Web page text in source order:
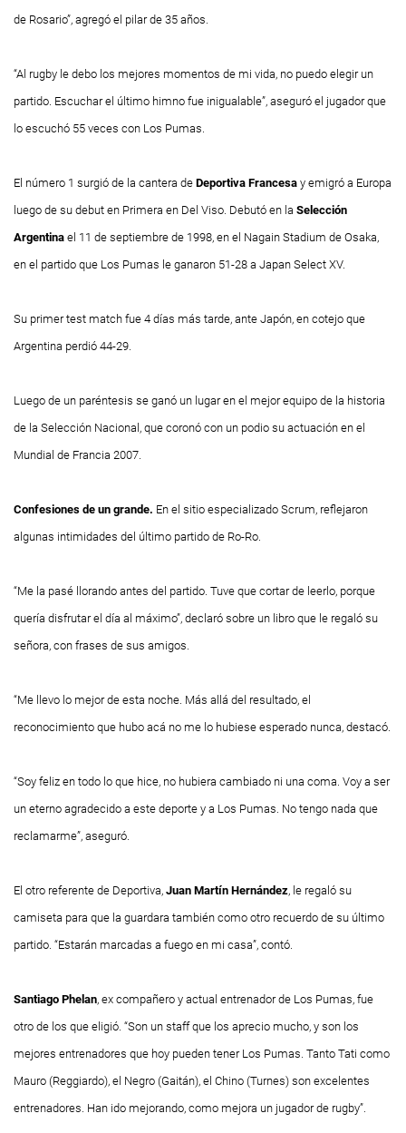
de Rosario”, agregó el pilar de 35 años.
“Al rugby le debo los mejores momentos de mi vida, no puedo elegir un
partido. Escuchar el último himno fue inigualable”, aseguró el jugador que
lo escuchó 55 veces con Los Pumas.
El número 1 surgió de la cantera de Deportiva Francesa y emigró a Europa
luego de su debut en Primera en Del Viso. Debutó en la Selección
Argentina el 11 de septiembre de 1998, en el Nagain Stadium de Osaka,
en el partido que Los Pumas le ganaron 51-28 a Japan Select XV.
Su primer test match fue 4 días más tarde, ante Japón, en cotejo que
Argentina perdió 44-29.
Luego de un paréntesis se ganó un lugar en el mejor equipo de la historia
de la Selección Nacional, que coronó con un podio su actuación en el
Mundial de Francia 2007.
Confesiones de un grande. En el sitio especializado Scrum, reflejaron
algunas intimidades del último partido de Ro-Ro.
“Me la pasé llorando antes del partido. Tuve que cortar de leerlo, porque
quería disfrutar el día al máximo”, declaró sobre un libro que le regaló su
señora, con frases de sus amigos.
“Me llevo lo mejor de esta noche. Más allá del resultado, el
reconocimiento que hubo acá no me lo hubiese esperado nunca, destacó.
“Soy feliz en todo lo que hice, no hubiera cambiado ni una coma. Voy a ser
un eterno agradecido a este deporte y a Los Pumas. No tengo nada que
reclamarme”, aseguró.
El otro referente de Deportiva, Juan Martín Hernández, le regaló su
camiseta para que la guardara también como otro recuerdo de su último
partido. “Estarán marcadas a fuego en mi casa”, contó.
Santiago Phelan, ex compañero y actual entrenador de Los Pumas, fue
otro de los que eligió. “Son un staff que los aprecio mucho, y son los
mejores entrenadores que hoy pueden tener Los Pumas. Tanto Tati como
Mauro (Reggiardo), el Negro (Gaitán), el Chino (Turnes) son excelentes
entrenadores. Han ido mejorando, como mejora un jugador de rugby”.